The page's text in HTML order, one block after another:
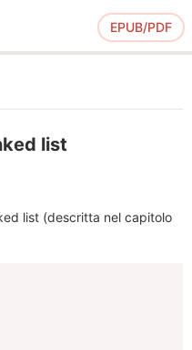
EPUB/PDF
list
list (descritta nel capitolo